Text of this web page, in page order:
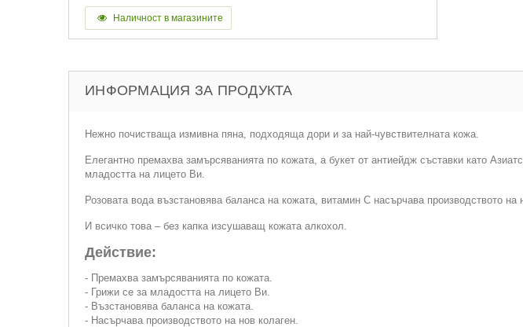
Наличност в магазините
ИНФОРМАЦИЯ ЗА ПРОДУКТА
Нежно почистваща измивна пяна, подходяща дори и за най-чувствителната кожа.
Елегантно премахва замърсяванията по кожата, а букет от антиейдж съставки като
младостта на лицето Ви.
Розовата вода възстановява баланса на кожата, витамин С насърчава производството
И всичко това – без капка изсушаващ кожата алкохол.
Действие:
- Премахва замърсяванията по кожата.
- Грижи се за младостта на лицето Ви.
- Възстановява баланса на кожата.
- Насърчава производството на нов колаген.